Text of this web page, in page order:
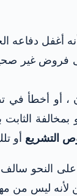
دفاعه
غير صحيحة
أو أخطأ في
الثابت
التشريع أو
النحو
لأنه ليس